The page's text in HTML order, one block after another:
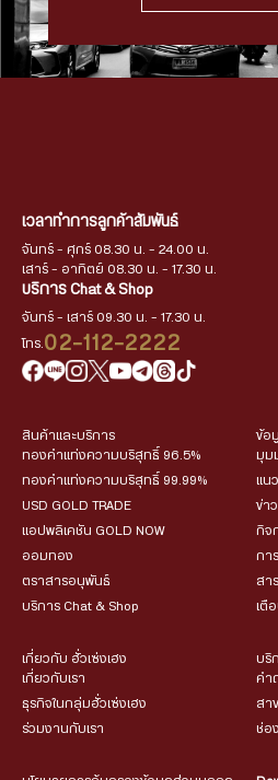
เวลาทำการลูกค้าสัมพันธ์
จันทร์ - ศุกร์ 08.30 น. - 24.00 น.
เสาร์ - อาทิตย์ 08.30 น. - 17.30 น.
บริการ Chat & Shop
จันทร์ - เสาร์ 09.30 น. - 17.30 น.
โทร. 02-112-2222
สินค้าและบริการ
ทองคำแท่งความบริสุทธิ์ 96.5%
ทองคำแท่งความบริสุทธิ์ 99.99%
USD GOLD TRADE
แอปพลิเคชัน GOLD NOW
ออมทอง
ตราสารอนุพันธ์
บริการ Chat & Shop
ข้อ
มุม
แน
ข่า
กิจ
กา
สา
เตื
เกี่ยวกับ ฮั่วเซ่งเฮง
เกี่ยวกับเรา
ธุรกิจในกลุ่มฮั่วเซ่งเฮง
ร่วมงานกับเรา
บริ
คำ
สา
ช่อ